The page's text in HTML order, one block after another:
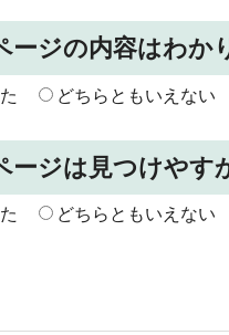
ージの内容はわか
どちらともいえない
ージは見つけやす
どちらともいえない